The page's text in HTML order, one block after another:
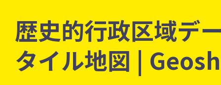
歴史的行政区域デ
タイル地図 |